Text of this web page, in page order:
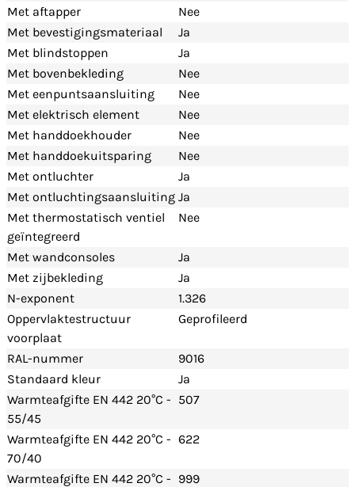
Met aftapper
Nee
Met bevestigingsmateriaal
Ja
Met blindstoppen
Ja
Met bovenbekleding
Nee
Met eenpuntsaansluiting
Nee
Met elektrisch element
Nee
Met handdoekhouder
Nee
Met handdoekuitsparing
Nee
Met ontluchter
Ja
Met ontluchtingsaansluiting Ja
Met thermostatisch ventiel
geïntegreerd
Nee
Met wandconsoles
Ja
Met zijbekleding
Ja
N-exponent
1.326
Oppervlaktestructuur
voorplaat
Geprofileerd
RAL-nummer
9016
Standaard kleur
Ja
Warmteafgifte EN 442 20°C -
55/45
507
Warmteafgifte EN 442 20°C -
70/40
622
Warmteafgifte EN 442 20°C - 999